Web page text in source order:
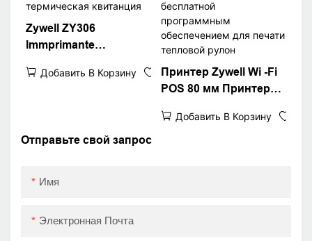
Zywell ZY306
Immprimante
мм USB термическая
Добавить В Корзину
Принтер Zywell Wi -Fi
POS 80 мм Принтер
бесплатной
Добавить В Корзину
Отправьте свой запрос
Имя
Электронная Почта